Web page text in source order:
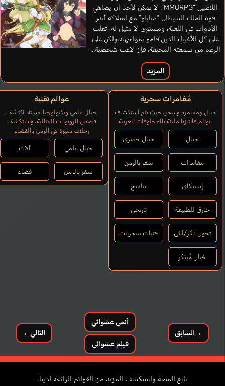
Bala Bérénice
فرنسي
إنجليزي
Mattos Nicole
برتغالي
Angart Zorro
Miki Shinichiro
Wallace Dave
إنجليزي
برتغالي
اللاعبين “MMORPG”. لا يمكن لأحد أن يضاهي
قوة الملك الشيطان “ديابلو”.مع امتلاكه أندر
الأدوات في اللعبة، ومستوى لا مثيل له، تغلب
على كل الأغبياء الذين قامو بمواجهته.ولكن على
الرغم من سمعته المخيفة، فإن لاعب شخصية...
المزيد
مُغامرات سحرية
خيال ومغامرة وسحر، حيث يتم استكشاف
عوالم فانتازيا مليئة بالمخلوقات الغريبة
خيال خيال حضري
مغامرات سفر بالزمن
إيسيكاي تناسخ
خارق للطبيعة تاريخي
تحول ذكر/أنثى فتيات سحريات
خيال مُبتكر
عوالم تقنية
خيال علمي وتكنولوجيا حديثة. اكتشف
قصص الروبوتات القتالية، واستكشف
رحلات مثيرة في الزمن والفضاء
خيال علمي آلات
سفر بالزمن فضاء
→السابق
أنمي عشوائي
فيلم عشوائي
التالي←
تابع المتعة واستكشف المزيد من القوائم الرائعة لدينا.